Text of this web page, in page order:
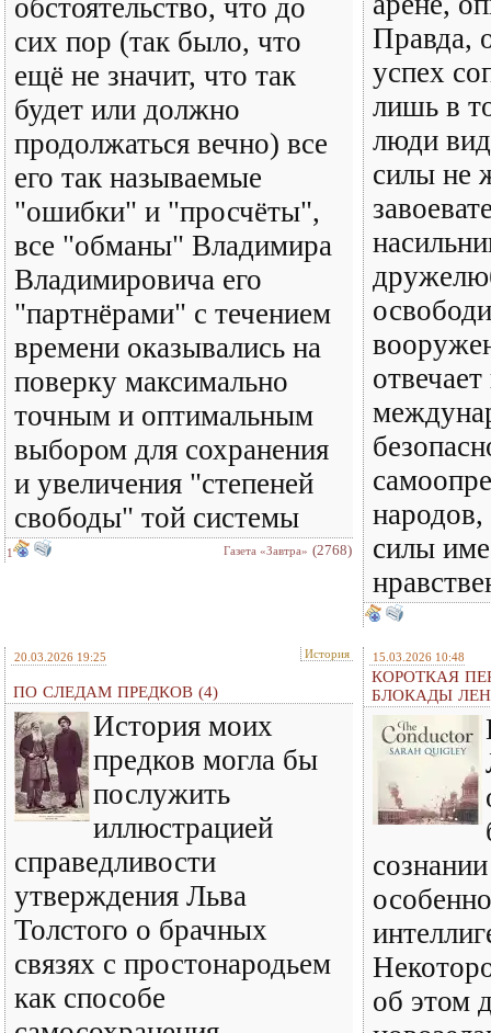
обстоятельство, что до
сих пор (так было, что
ещё не значит, что так
будет или должно
продолжаться вечно) все
его так называемые
"ошибки" и "просчёты",
все "обманы" Владимира
Владимировича его
"партнёрами" с течением
времени оказывались на
поверку максимально
точным и оптимальным
выбором для сохранения
и увеличения "степеней
свободы" той системы
1 Газета «Завтра» (2768)
Правда,
успех
лишь в
люди
силы не
силы
20.03.2026 19:25 История
ПО СЛЕДАМ ПРЕДКОВ (4)
История моих
предков могла бы
послужить
иллюстрацией
справедливости
утверждения Льва
Толстого о брачных
связях с простонародьем
как способе
15.03.2026 10:48
КОРОТКАЯ
БЛОКАДЫ
об этом